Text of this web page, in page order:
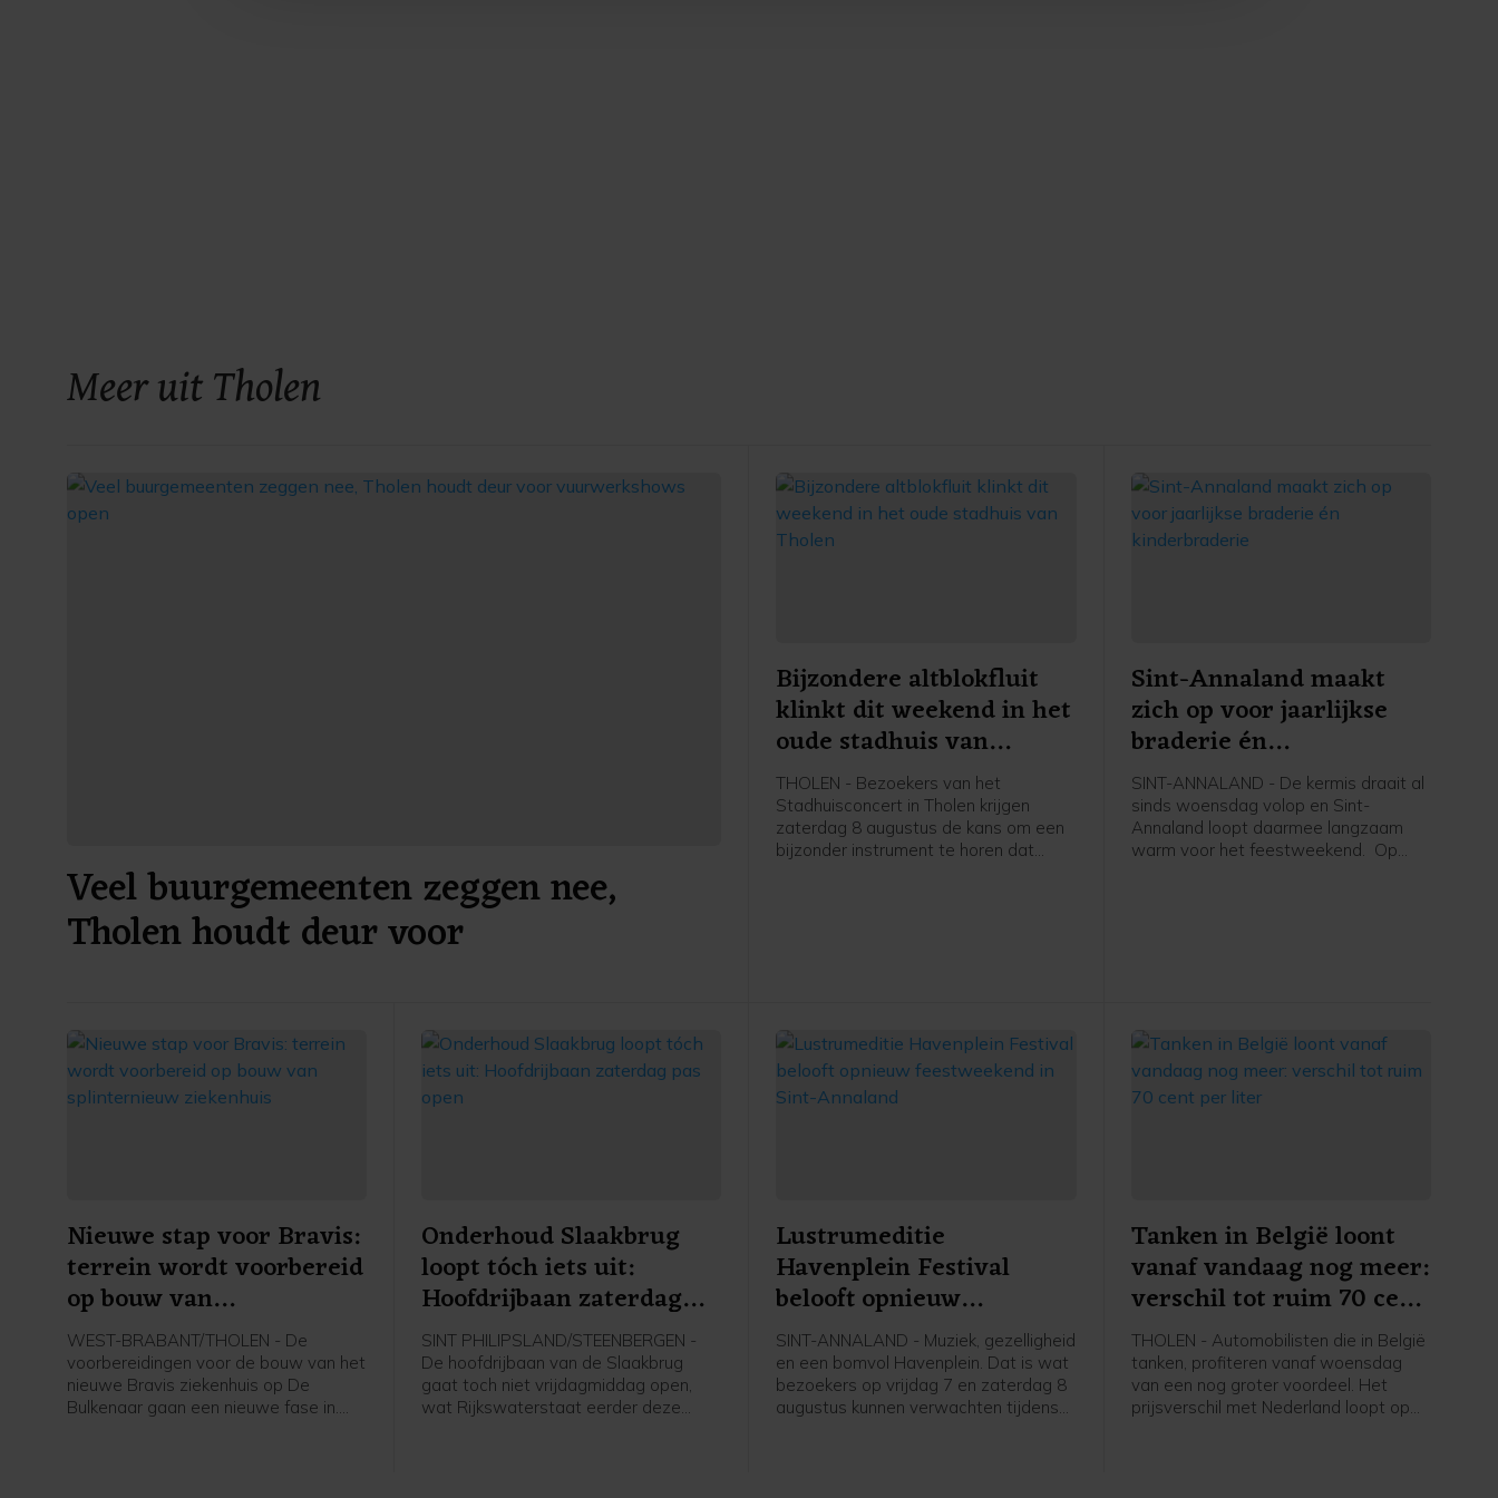
Meer uit Tholen
Veel buurgemeenten zeggen nee,
Tholen houdt deur voor
Bijzondere altblokfluit
klinkt dit weekend in het
oude stadhuis van
Tholen
THOLEN - Bezoekers van het
Stadhuisconcert in Tholen krijgen
zaterdag 8 augustus de kans om een
bijzonder instrument te horen dat
Sint-Annaland maakt
zich op voor jaarlijkse
braderie én
kinderbraderie
SINT-ANNALAND - De kermis draait al
sinds woensdag volop en Sint-
Annaland loopt daarmee langzaam
warm voor het feestweekend. Op
Nieuwe stap voor Bravis:
terrein wordt voorbereid
op bouw van
splinternieuw ziekenhuis
WEST-BRABANT/THOLEN - De
voorbereidingen voor de bouw van het
nieuwe Bravis ziekenhuis op De
Bulkenaar gaan een nieuwe fase in.
Onderhoud Slaakbrug
loopt tóch iets uit:
Hoofdrijbaan zaterdag
pas open
SINT PHILIPSLAND/STEENBERGEN -
De hoofdrijbaan van de Slaakbrug
gaat toch niet vrijdagmiddag open,
wat Rijkswaterstaat eerder deze
Lustrumeditie
Havenplein Festival
belooft opnieuw
feestweekend in Sint-
Annaland
SINT-ANNALAND - Muziek, gezelligheid
en een bomvol Havenplein. Dat is wat
bezoekers op vrijdag 7 en zaterdag 8
augustus kunnen verwachten tijdens
Tanken in België loont
vanaf vandaag nog meer:
verschil tot ruim 70 cent
per liter
THOLEN - Automobilisten die in België
tanken, profiteren vanaf woensdag
van een nog groter voordeel. Het
prijsverschil met Nederland loopt op